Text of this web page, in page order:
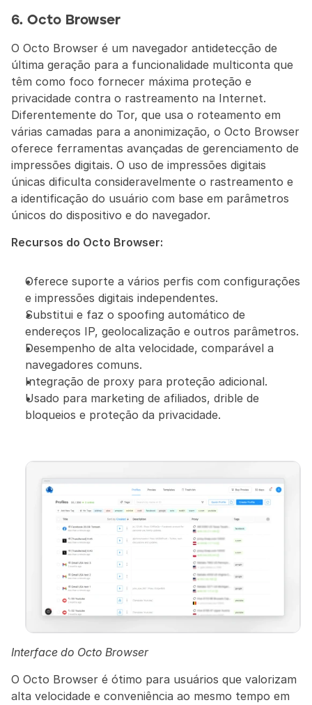
6. Octo Browser
O Octo Browser é um navegador antidetecção de
última geração para a funcionalidade multiconta que
têm como foco fornecer máxima proteção e
privacidade contra o rastreamento na Internet.
Diferentemente do Tor, que usa o roteamento em
várias camadas para a anonimização, o Octo Browser
oferece ferramentas avançadas de gerenciamento de
impressões digitais. O uso de impressões digitais
únicas dificulta consideravelmente o rastreamento e
a identificação do usuário com base em parâmetros
únicos do dispositivo e do navegador.
Recursos do Octo Browser:
Oferece suporte a vários perfis com configurações
e impressões digitais independentes.
Substitui e faz o spoofing automático de
endereços IP, geolocalização e outros parâmetros.
Desempenho de alta velocidade, comparável a
navegadores comuns.
Integração de proxy para proteção adicional.
Usado para marketing de afiliados, drible de
bloqueios e proteção da privacidade.
Interface do Octo Browser
O Octo Browser é ótimo para usuários que valorizam
alta velocidade e conveniência ao mesmo tempo em